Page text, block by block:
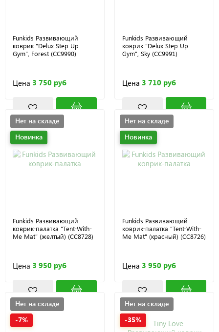
Funkids Развивающий
коврик "Delux Step Up
Gym", Forest (CC9990)
Цена 3 750 руб
Funkids Развивающий
коврик "Delux Step Up
Gym", Sky (CC9991)
Цена 3 710 руб
Нет на складе
Новинка
Funkids Развивающий
коврик-палатка "Tent-With-
Me Mat" (желтый) (CC8728)
Цена 3 950 руб
Нет на складе
Новинка
Funkids Развивающий
коврик-палатка "Tent-With-
Me Mat" (красный) (CC8726)
Цена 3 950 руб
Нет на складе
-7%
Нет на складе
-35%